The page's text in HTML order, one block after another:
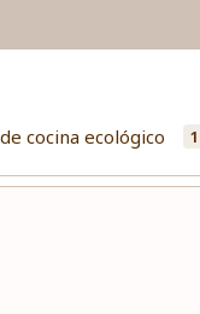
cocina ecológico
1